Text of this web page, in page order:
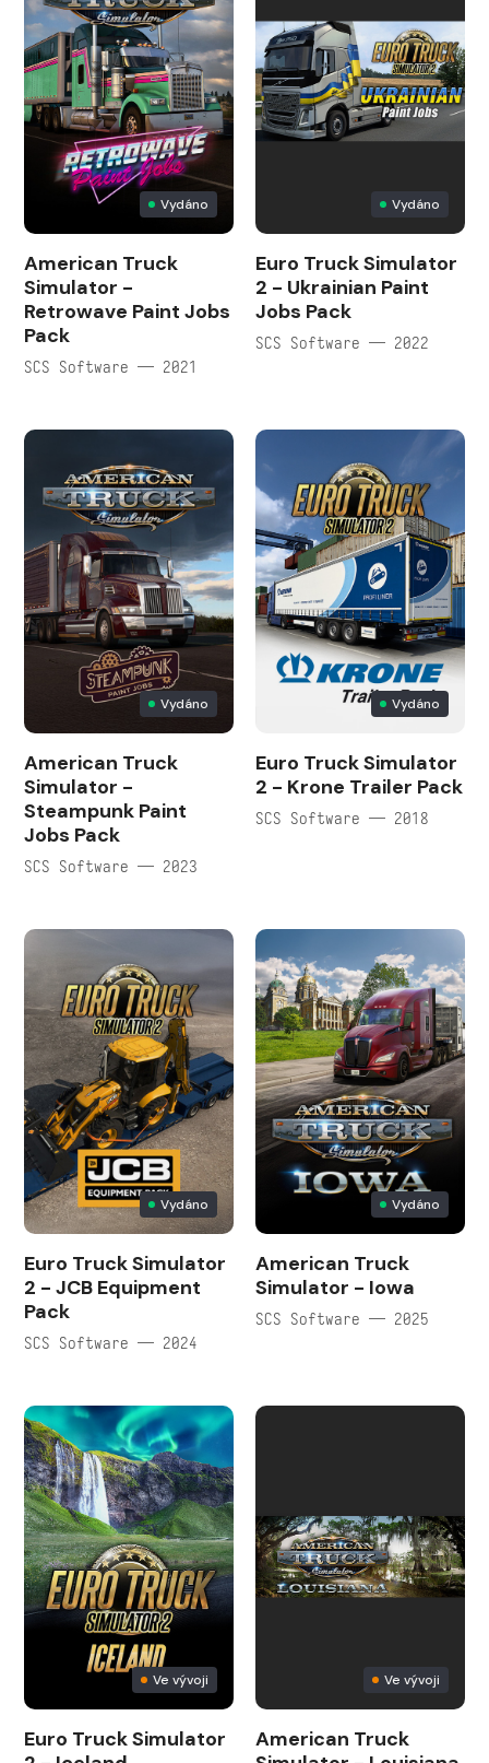
Vydáno
American Truck
Simulator -
Retrowave Paint Jobs
Pack
SCS Software — 2021
Vydáno
Euro Truck Simulator
2 - Ukrainian Paint
Jobs Pack
SCS Software — 2022
Vydáno
American Truck
Simulator -
Steampunk Paint
Jobs Pack
SCS Software — 2023
Vydáno
Euro Truck Simulator
2 - Krone Trailer Pack
SCS Software — 2018
Vydáno
Euro Truck Simulator
2 - JCB Equipment
Pack
SCS Software — 2024
Vydáno
American Truck
Simulator - Iowa
SCS Software — 2025
Ve vývoji
Euro Truck Simulator
Ve vývoji
American Truck